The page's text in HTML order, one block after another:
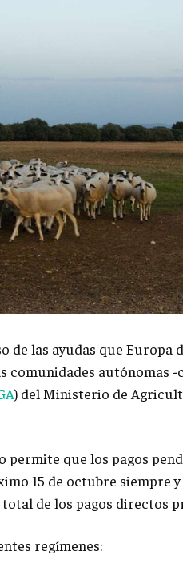
de las ayudas que Europa
comunidades autónomas
) del Ministerio de
que los pagos
15 de octubre siempre y
total de los pagos directos
regímenes: